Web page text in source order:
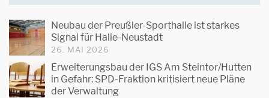
Neubau der Preußler-Sporthalle ist starkes
Signal für Halle-Neustadt
26. MAI 2026
Erweiterungsbau der IGS Am Steintor/Hutten
in Gefahr: SPD-Fraktion kritisiert neue Pläne
der Verwaltung